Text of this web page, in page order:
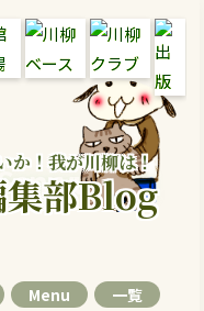
か！我が川柳は！
Blog
集部Blog
Menu 一覧